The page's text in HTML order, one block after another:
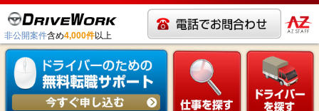
非公開案件含め4,000件以上